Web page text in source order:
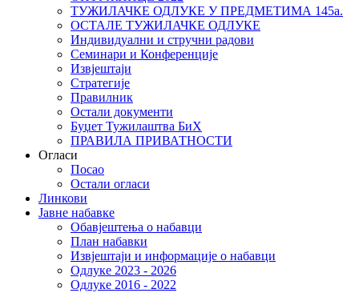
ТУЖИЛАЧКЕ ОДЛУКЕ У ПРЕДМЕТИМА 145а.
ОСТАЛЕ ТУЖИЛАЧКЕ ОДЛУКЕ
Индивидуални и стручни радови
Семинари и Конференције
Извјештаји
Стратегије
Правилник
Остали документи
Буџет Тужилаштва БиХ
ПРАВИЛА ПРИВАТНОСТИ
Огласи
Посао
Остали огласи
Линкови
Јавне набавке
Обавјештења о набавци
План набавки
Извјештаји и информације о набавци
Одлуке 2023 - 2026
Одлуке 2016 - 2022